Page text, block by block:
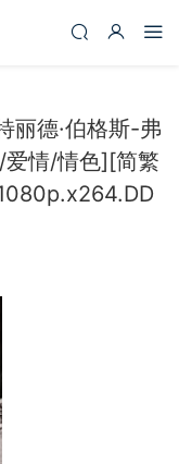
德·伯格斯-弗
爱情/情色][简繁